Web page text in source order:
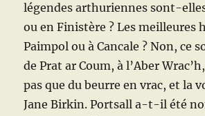
légendes arthuriennes sont-
ou en Finistère ? Les meilleures
Paimpol ou à Cancale ? Non, ce
de Prat ar Coum, à l’Aber
pas que du beurre en vrac, et la
Jane Birkin. Portsall a-t-il été